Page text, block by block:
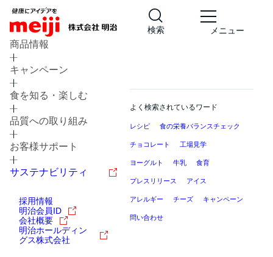
検索 メニュー
商品情報
キャンペーン
食を知る・楽しむ
品質への取り組み
お客様サポート
サステナビリティ
採用情報
明治会員ID
会社概要
明治ホールディン
グス株式会社
よく検索されているワード
レシピ 食の栄養バランスチェック
チョコレート 工場見学
ヨーグルト 牛乳 食育
プレスリリース アイス
アレルギー チーズ キャンペーン
問い合わせ